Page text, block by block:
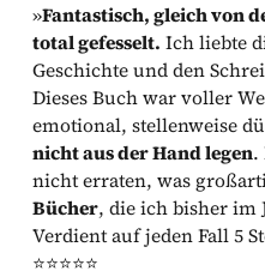
»Fantastisch, gleich von
total gefesselt. Ich liebte
Geschichte und den
Dieses Buch war voller
emotional, stellenweise
nicht aus der Hand legen.
nicht erraten, was
Bücher, die ich bisher im
Verdient auf jeden Fall 5
⭐⭐⭐⭐⭐